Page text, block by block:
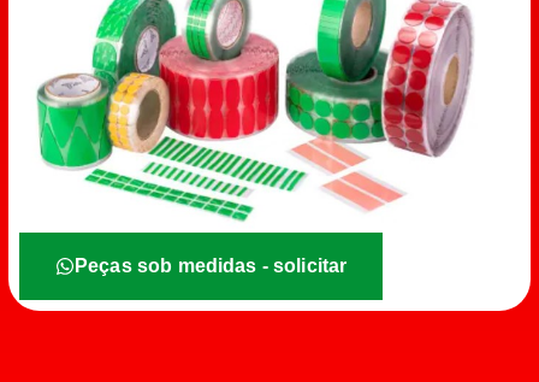
Peças sob medidas - solicitar